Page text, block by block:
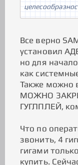
Все верно
установил
но для
как
Также можно
МОЖНО
ГУГЛПЛЕЙ,
Что по
звонить, 4
гигами
купить.